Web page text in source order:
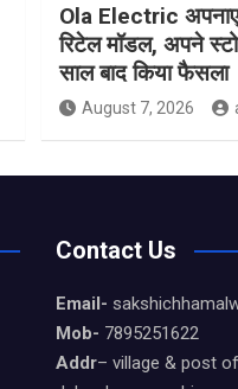
Ola Electric
रिटेल मॉडल, अपने
साल बाद किया फैसला
August 7, 2026
Contact Us
Email-
Mob- 7895251622
Addr– village & post